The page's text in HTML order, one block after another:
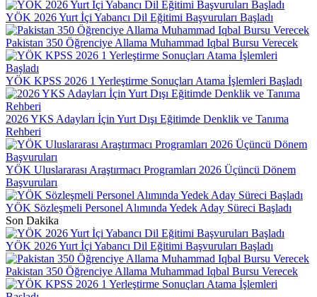
YÖK 2026 Yurt İçi Yabancı Dil Eğitimi Başvuruları Başladı
Pakistan 350 Öğrenciye Allama Muhammad Iqbal Bursu Verecek
YÖK KPSS 2026 1 Yerleştirme Sonuçları Atama İşlemleri Başladı
2026 YKS Adayları İçin Yurt Dışı Eğitimde Denklik ve Tanıma
Rehberi
YÖK Uluslararası Araştırmacı Programları 2026 Üçüncü Dönem
Başvuruları
YÖK Sözleşmeli Personel Alımında Yedek Aday Süreci Başladı
Son Dakika
YÖK 2026 Yurt İçi Yabancı Dil Eğitimi Başvuruları Başladı
Pakistan 350 Öğrenciye Allama Muhammad Iqbal Bursu Verecek